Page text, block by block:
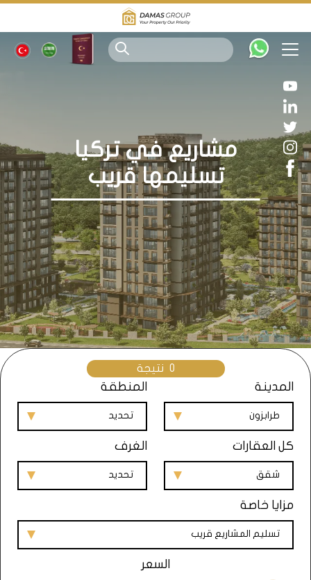
مشاريع في تركيا
تسليمها قريب
0 نتيجة
المدينة
طرابزون
المنطقة
تحديد
كل العقارات
شقق
الغرف
تحديد
مزايا خاصة
تسليم المشاريع قريب
السعر